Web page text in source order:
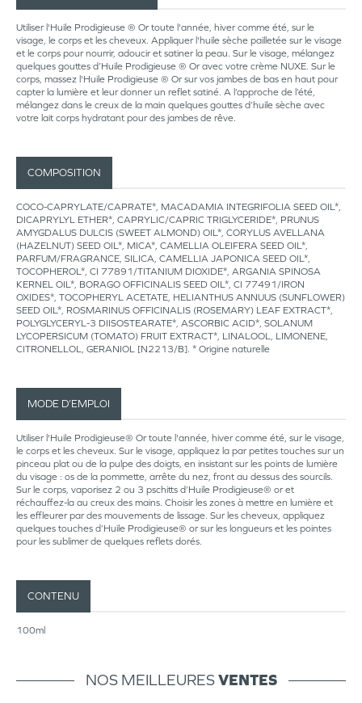
Utiliser l'Huile Prodigieuse ® Or toute l'année, hiver comme été, sur le
visage, le corps et les cheveux. Appliquer l'huile sèche pailletée sur le visage
et le corps pour nourrir, adoucir et satiner la peau. Sur le visage, mélangez
quelques gouttes d’Huile Prodigieuse ® Or avec votre crème NUXE. Sur le
corps, massez l'Huile Prodigieuse ® Or sur vos jambes de bas en haut pour
capter la lumière et leur donner un reflet satiné. A l’approche de l’été,
mélangez dans le creux de la main quelques gouttes d’huile sèche avec
votre lait corps hydratant pour des jambes de rêve.
COMPOSITION
COCO-CAPRYLATE/CAPRATE*, MACADAMIA INTEGRIFOLIA SEED OIL*,
DICAPRYLYL ETHER*, CAPRYLIC/CAPRIC TRIGLYCERIDE*, PRUNUS
AMYGDALUS DULCIS (SWEET ALMOND) OIL*, CORYLUS AVELLANA
(HAZELNUT) SEED OIL*, MICA*, CAMELLIA OLEIFERA SEED OIL*,
PARFUM/FRAGRANCE, SILICA, CAMELLIA JAPONICA SEED OIL*,
TOCOPHEROL*, CI 77891/TITANIUM DIOXIDE*, ARGANIA SPINOSA
KERNEL OIL*, BORAGO OFFICINALIS SEED OIL*, CI 77491/IRON
OXIDES*, TOCOPHERYL ACETATE, HELIANTHUS ANNUUS (SUNFLOWER)
SEED OIL*, ROSMARINUS OFFICINALIS (ROSEMARY) LEAF EXTRACT*,
POLYGLYCERYL-3 DIISOSTEARATE*, ASCORBIC ACID*, SOLANUM
LYCOPERSICUM (TOMATO) FRUIT EXTRACT*, LINALOOL, LIMONENE,
CITRONELLOL, GERANIOL [N2213/B]. * Origine naturelle
MODE D’EMPLOI
Utiliser l'Huile Prodigieuse® Or toute l'année, hiver comme été, sur le visage,
le corps et les cheveux. Sur le visage, appliquez la par petites touches sur un
pinceau plat ou de la pulpe des doigts, en insistant sur les points de lumière
du visage : os de la pommette, arrête du nez, front au dessus des sourcils.
Sur le corps, vaporisez 2 ou 3 pschitts d’Huile Prodigieuse® or et
réchauffez-la au creux des mains. Choisir les zones à mettre en lumière et
les effleurer par des mouvements de lissage. Sur les cheveux, appliquez
quelques touches d’Huile Prodigieuse® or sur les longueurs et les pointes
pour les sublimer de quelques reflets dorés.
CONTENU
100ml
NOS MEILLEURESVENTES